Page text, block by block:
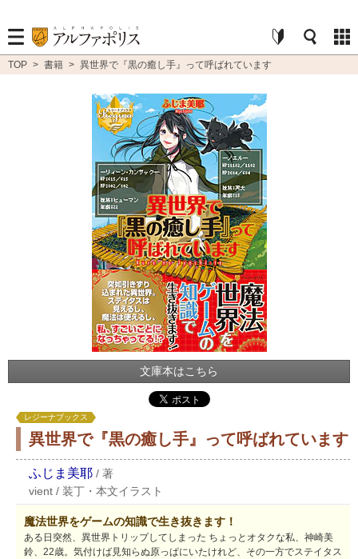
TOP > 書籍 > 異世界で『黒の癒し手』って呼ばれています
文庫本はこちら
レジーナブックス
異世界で『黒の癒し手』って呼ばれています
ふじま美耶 / 著
vient / 装丁・本文イラスト
魔法世界をゲームの知識で生き抜きます！
ある日突然、異世界トリップしてしまった ちょっとオタクな私、神崎美
鈴、22歳。気付けば見知らぬ原っぱにいたけれど、その一方でステイタス